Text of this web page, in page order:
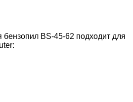
бензопил BS-45-62 подходит для